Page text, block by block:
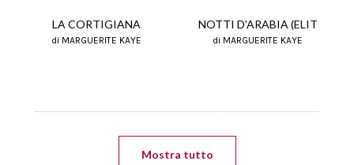
LA CORTIGIANA
di MARGUERITE KAYE
NOTTI D'ARABIA (ELIT
di MARGUERITE KAYE
Mostra tutto